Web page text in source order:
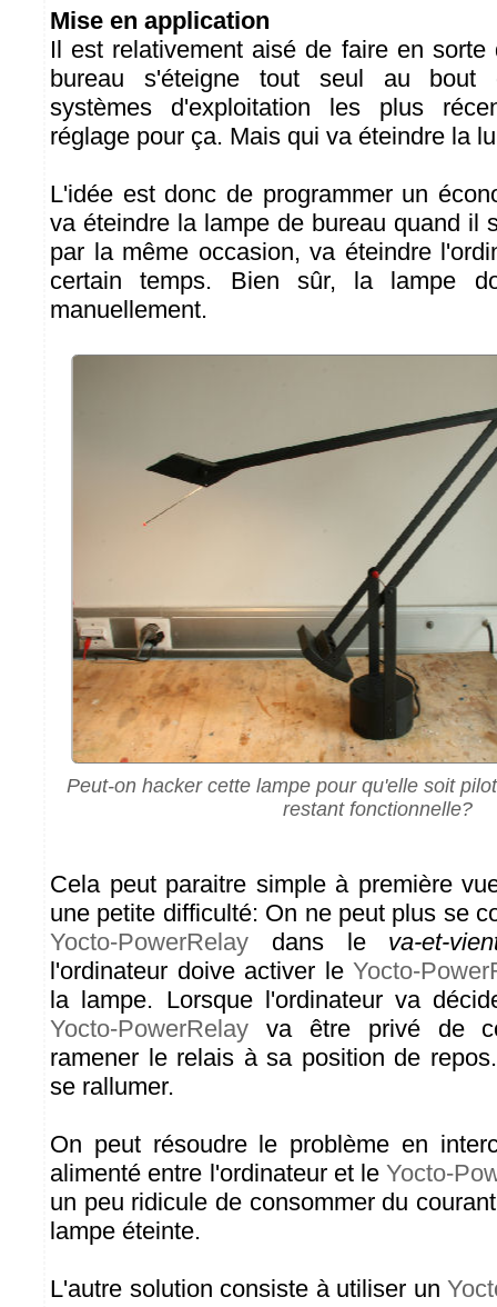
Mise en application
Il est relativement aisé de faire en sorte
bureau s'éteigne tout seul au bout
systèmes d'exploitation les plus
réglage pour ça. Mais qui va éteindre la
L'idée est donc de programmer un
va éteindre la lampe de bureau quand il
par la même occasion, va éteindre
certain temps. Bien sûr, la lampe
manuellement.
Peut-on hacker cette lampe pour qu'elle soit
restant fonctionnelle?
Cela peut paraitre simple à première
une petite difficulté: On ne peut plus se
Yocto-PowerRelay dans le va-et-
l'ordinateur doive activer le Yocto-
la lampe. Lorsque l'ordinateur va
Yocto-PowerRelay va être privé de
ramener le relais à sa position de
se rallumer.
On peut résoudre le problème en
alimenté entre l'ordinateur et leYocto-
un peu ridicule de consommer du
lampe éteinte.
L'autre solution consiste à utiliser un